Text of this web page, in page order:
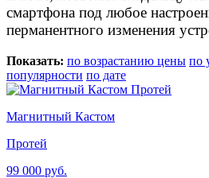
смартфона под любое
перманентного изменения
Показать: по возрастанию цены по
популярности по дате
Магнитный Кастом
Протей
99 000 руб.